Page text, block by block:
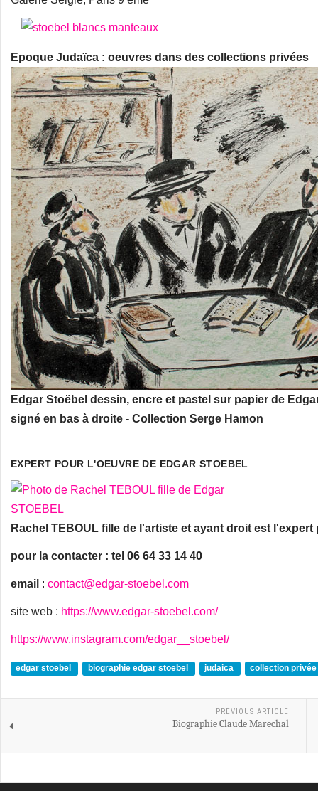
Epoque Judaïca : oeuvres dans des collections privées
Edgar Stoëbel dessin, encre et pastel sur papier de
signé en bas à droite - Collection Serge Hamon
EXPERT POUR L'OEUVRE DE EDGAR STOEBEL
Rachel TEBOUL fille de l'artiste et ayant droit est
pour la contacter : tel 06 64 33 14 40
email : contact@edgar-stoebel.com
site web : https://www.edgar-stoebel.com/
https://www.instagram.com/edgar__stoebel/
edgar stoebel biographie edgar stoebel judaica collection
PREVIOUS ARTICLE
Biographie Claude Marechal